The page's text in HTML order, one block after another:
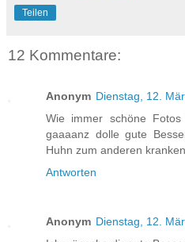
Teilen
12 Kommentare:
Anonym Dienstag, 12.
Wie immer schöne
gaaaanz dolle gute
Huhn zum anderen
Antworten
Anonym Dienstag, 12.